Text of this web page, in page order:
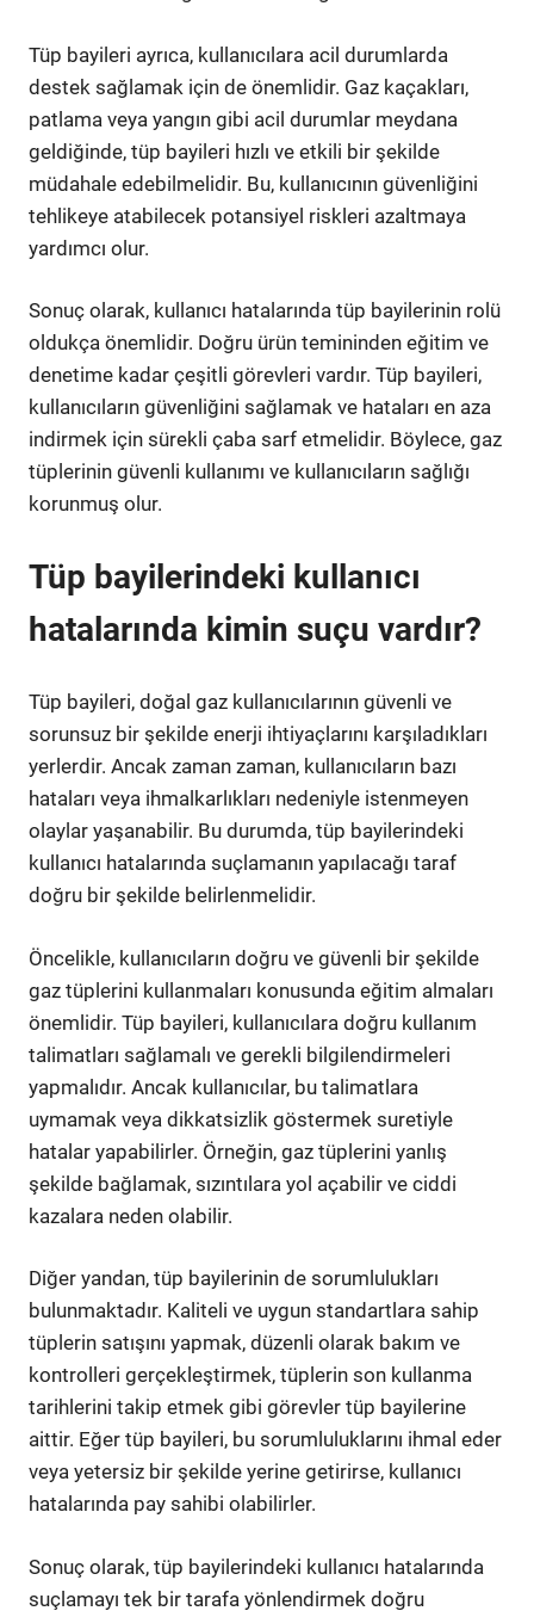
Tüp bayileri ayrıca, kullanıcılara acil durumlarda
destek sağlamak için de önemlidir. Gaz kaçakları,
patlama veya yangın gibi acil durumlar meydana
geldiğinde, tüp bayileri hızlı ve etkili bir şekilde
müdahale edebilmelidir. Bu, kullanıcının güvenliğini
tehlikeye atabilecek potansiyel riskleri azaltmaya
yardımcı olur.
Sonuç olarak, kullanıcı hatalarında tüp bayilerinin rolü
oldukça önemlidir. Doğru ürün temininden eğitim ve
denetime kadar çeşitli görevleri vardır. Tüp bayileri,
kullanıcıların güvenliğini sağlamak ve hataları en aza
indirmek için sürekli çaba sarf etmelidir. Böylece, gaz
tüplerinin güvenli kullanımı ve kullanıcıların sağlığı
korunmuş olur.
Tüp bayilerindeki kullanıcı
hatalarında kimin suçu vardır?
Tüp bayileri, doğal gaz kullanıcılarının güvenli ve
sorunsuz bir şekilde enerji ihtiyaçlarını karşıladıkları
yerlerdir. Ancak zaman zaman, kullanıcıların bazı
hataları veya ihmalkarlıkları nedeniyle istenmeyen
olaylar yaşanabilir. Bu durumda, tüp bayilerindeki
kullanıcı hatalarında suçlamanın yapılacağı taraf
doğru bir şekilde belirlenmelidir.
Öncelikle, kullanıcıların doğru ve güvenli bir şekilde
gaz tüplerini kullanmaları konusunda eğitim almaları
önemlidir. Tüp bayileri, kullanıcılara doğru kullanım
talimatları sağlamalı ve gerekli bilgilendirmeleri
yapmalıdır. Ancak kullanıcılar, bu talimatlara
uymamak veya dikkatsizlik göstermek suretiyle
hatalar yapabilirler. Örneğin, gaz tüplerini yanlış
şekilde bağlamak, sızıntılara yol açabilir ve ciddi
kazalara neden olabilir.
Diğer yandan, tüp bayilerinin de sorumlulukları
bulunmaktadır. Kaliteli ve uygun standartlara sahip
tüplerin satışını yapmak, düzenli olarak bakım ve
kontrolleri gerçekleştirmek, tüplerin son kullanma
tarihlerini takip etmek gibi görevler tüp bayilerine
aittir. Eğer tüp bayileri, bu sorumluluklarını ihmal eder
veya yetersiz bir şekilde yerine getirirse, kullanıcı
hatalarında pay sahibi olabilirler.
Sonuç olarak, tüp bayilerindeki kullanıcı hatalarında
suçlamayı tek bir tarafa yönlendirmek doğru